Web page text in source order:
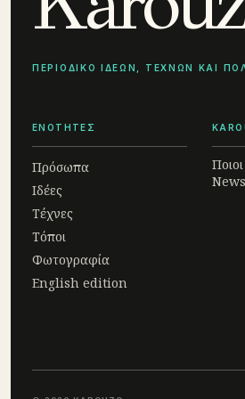
ΠΕΡΙΟΔΙΚΟ ΙΔΕΩΝ, ΤΕΧΝΩΝ ΚΑΙ
ΕΝΟΤΗΤΕΣ
Πρόσωπα
Ιδέες
Τέχνες
Τόποι
Φωτογραφία
English edition